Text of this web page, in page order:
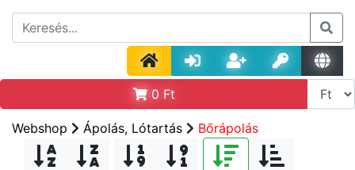
0 Ft
Webshop Ápolás, Lótartás Bőrápolás